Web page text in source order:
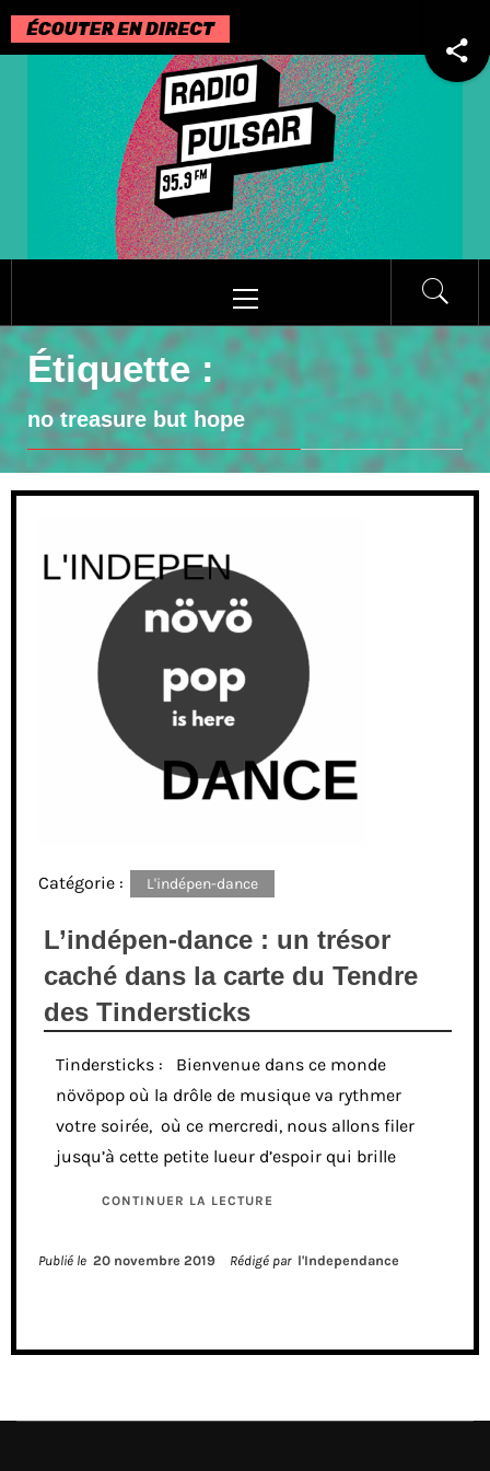
Passer
au
contenu
principal
Étiquette :
no treasure but hope
Catégorie : L'indépen-dance
L’indépen-dance : un trésor
caché dans la carte du Tendre
des Tindersticks
Tindersticks : Bienvenue dans ce monde
növöpop où la drôle de musique va rythmer
votre soirée, où ce mercredi, nous allons filer
jusqu’à cette petite lueur d’espoir qui brille
CONTINUER LA LECTURE
Publié le 20 novembre 2019 Rédigé par l'Independance